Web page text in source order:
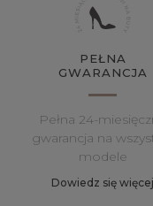
PEŁNA
GWARANCJA
Pełna 24-
gwarancja na
modele
Dowiedz się więcej